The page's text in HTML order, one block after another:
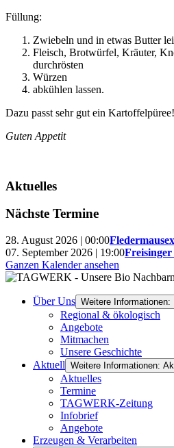
Füllung:
Zwiebeln und in etwas Butter
Fleisch, Brotwürfel, Kräuter,
durchrösten
Würzen
abkühlen lassen.
Dazu passt sehr gut ein Kartoffelpüree!
Guten Appetit
Aktuelles
Nächste Termine
28. August 2026 | 00:00
07. September 2026 | 19:00
Ganzen Kalender ansehen
Über Uns Weitere Informationen:
Regional & ökologisch
Angebote
Mitmachen
Unsere Geschichte
Aktuell Weitere Informationen:
Aktuelles
Termine
TAGWERK-Zeitung
Infobrief
Angebote
Erzeugen & Verarbeiten